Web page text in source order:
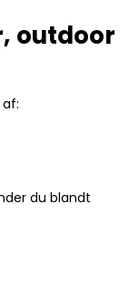
outdoor
du blandt